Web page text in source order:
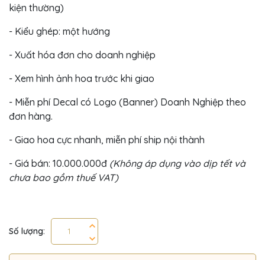
kiện thường)
- Kiểu ghép: một hướng
- Xuất hóa đơn cho doanh nghiệp
- Xem hình ảnh hoa trước khi giao
- Miễn phí Decal có Logo (Banner) Doanh Nghiệp theo
đơn hàng.
- Giao hoa cực nhanh, miễn phí ship nội thành
- Giá bán: 10.000.000đ (Không áp dụng vào dịp tết và
chưa bao gồm thuế VAT)
Số lượng: